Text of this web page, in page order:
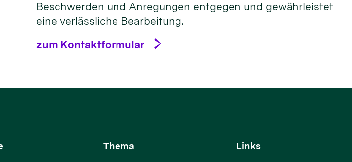
Beschwerden und Anregungen entgegen und gewährleistet
eine verlässliche Bearbeitung.
zum Kontaktformular
Thema Links